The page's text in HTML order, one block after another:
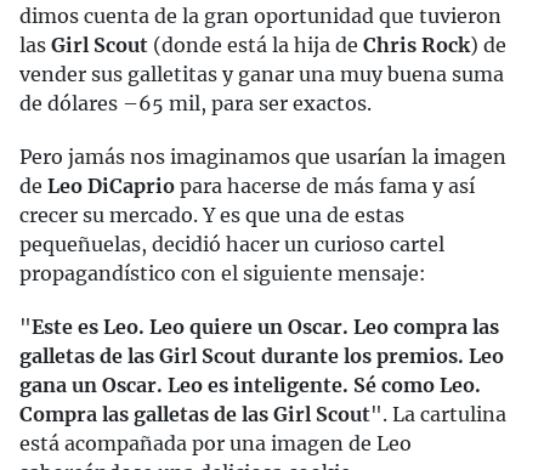
dimos cuenta de la gran oportunidad que tuvieron
las Girl Scout (donde está la hija de Chris Rock) de
vender sus galletitas y ganar una muy buena suma
de dólares –65 mil, para ser exactos.
Pero jamás nos imaginamos que usarían la imagen
de Leo DiCaprio para hacerse de más fama y así
crecer su mercado. Y es que una de estas
pequeñuelas, decidió hacer un curioso cartel
propagandístico con el siguiente mensaje:
"Este es Leo. Leo quiere un Oscar. Leo compra las
galletas de las Girl Scout durante los premios. Leo
gana un Oscar. Leo es inteligente. Sé como Leo.
Compra las galletas de las Girl Scout". La cartulina
está acompañada por una imagen de Leo